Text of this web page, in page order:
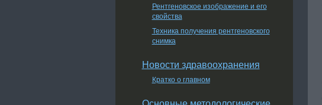
Рентгеновское изображение и его
свойства
Техника получения рентгеновского
снимка
Новости здравоохранения
Кратко о главном